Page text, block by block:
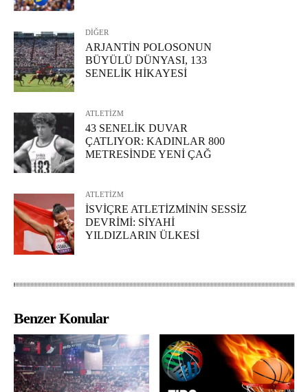
DİĞER
ARJANTİN POLOSONUN
BÜYÜLÜ DÜNYASI, 133
SENELİK HİKAYESİ
ATLETİZM
43 SENELİK DUVAR
ÇATLIYOR: KADINLAR 800
METRESİNDE YENİ ÇAĞ
ATLETİZM
İSVİÇRE ATLETİZMİNİN SESSİZ
DEVRİMİ: SİYAHİ
YILDIZLARIN ÜLKESİ
Benzer Konular